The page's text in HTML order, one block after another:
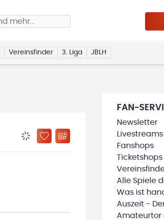
mehr…
Vereinsfinder 3. Liga JBLH
BENACHRICHTIGUNGSSTATUS WIRD
ZU „MEINE TEAMS“ HINZUFÜGEN
FAN-
Newsletter
Livestreams
Fanshops
Ticketshops
Alle Spiele
Was ist
Auszeit -
Amateurtor